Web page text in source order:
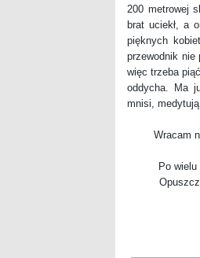
200 metrowej
brat uciekł, a
pięknych
przewodnik
więc trzeba
oddycha. Ma
mnisi,
Wracam na
Po